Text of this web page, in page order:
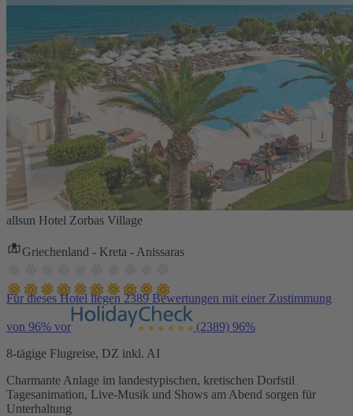
allsun Hotel Zorbas Village
Griechenland - Kreta - Anissaras
Für dieses Hotel liegen 2389 Bewertungen mit einer Zustimmung
von 96% vor (2389) 96%
8-tägige Flugreise, DZ inkl. AI
Charmante Anlage im landestypischen, kretischen Dorfstil
Tagesanimation, Live-Musik und Shows am Abend sorgen für
Unterhaltung